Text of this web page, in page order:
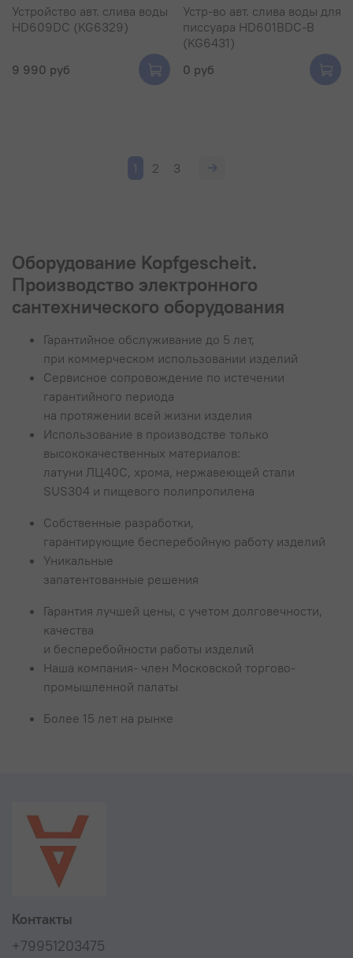
Устройство авт. слива воды
HD609DC (KG6329)
9 990 руб
Устр-во авт. слива воды для
писсуара HD601BDC-B
(KG6431)
0 руб
1 2 3
Оборудование Kopfgescheit.
Производство электронного
сантехнического оборудования
Гарантийное обслуживание до 5 лет,
при коммерческом использовании изделий
Сервисное сопровождение по истечении
гарантийного периода
на протяжении всей жизни изделия
Использование в производстве только
высококачественных материалов:
латуни ЛЦ40С, хрома, нержавеющей стали
SUS304 и пищевого полипропилена
Собственные разработки,
гарантирующие бесперебойную работу изделий
Уникальные
запатентованные решения
Гарантия лучшей цены, с учетом долговечности,
качества
и бесперебойности работы изделий
Наша компания- член Московской торгово-
промышленной палаты
Более 15 лет на рынке
Контакты
+79951203475